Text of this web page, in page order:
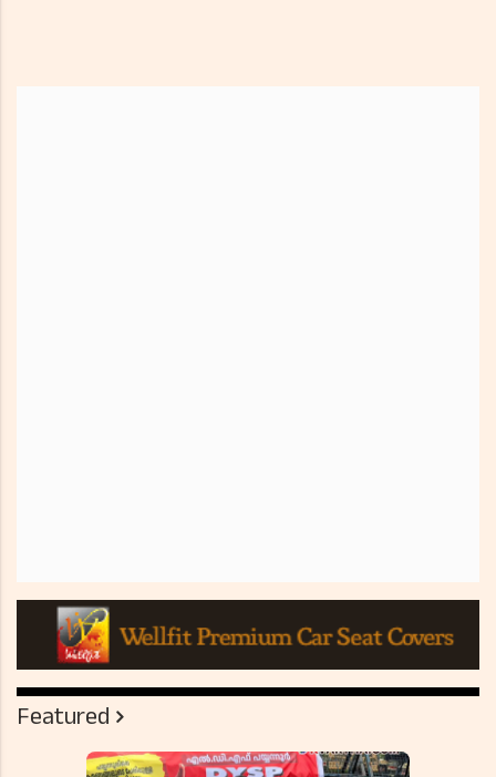
Featured